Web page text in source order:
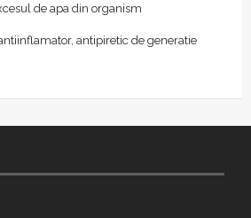
de apa din organism
antipiretic de generatie